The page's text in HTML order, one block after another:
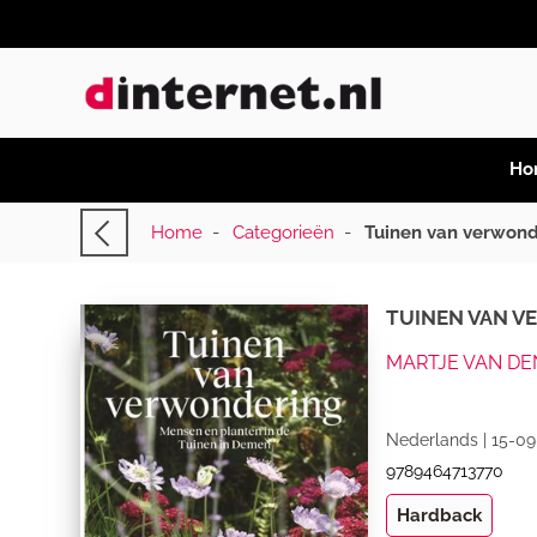
Home - Categorieën - Tuinen van
TUINEN VAN
MARTJE VAN
Nederlands | 15-
9789464713770
Hardback